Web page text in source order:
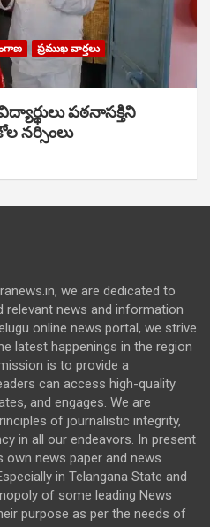
ప్రముఖ వార్తలు
పఠ‌నాసక్తిని
నర్సింలు
we are dedicated to
relevant news and information
online news portal, we strive
latest happenings in the region
is to provide a
can access high-quality
and engages. We are
of journalistic integrity,
in all our endeavors. In present
own news paper and news
in Telangana State and
of some leading News
purpose as per the needs of